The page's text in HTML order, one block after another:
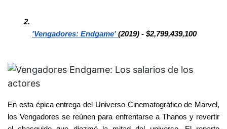
'Vengadores: Endgame' (2019) - $2,799,439,100
En esta épica entrega del Universo Cinematográfico de Marvel,
los Vengadores se reúnen para enfrentarse a Thanos y revertir